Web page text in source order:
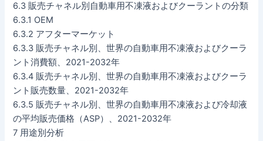
6.3 販売チャネル別自動車用不凍液およびクーラントの分類
6.3.1 OEM
6.3.2 アフターマーケット
6.3.3 販売チャネル別、世界の自動車用不凍液およびクーラ
ント消費額、2021-2032年
6.3.4 販売チャネル別、世界の自動車用不凍液およびクーラ
ント販売数量、2021-2032年
6.3.5 販売チャネル別、世界の自動車用不凍液および冷却液
の平均販売価格（ASP）、2021-2032年
7 用途別分析